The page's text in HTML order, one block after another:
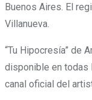
Buenos Aires. El
Villanueva.
“Tu Hipocresía” de
disponible en todas
canal oficial del